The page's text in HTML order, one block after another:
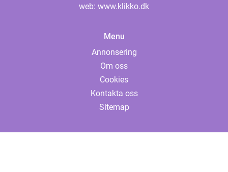
web: www.klikko.dk
Menu
Annonsering
Om oss
Cookies
Kontakta oss
Sitemap